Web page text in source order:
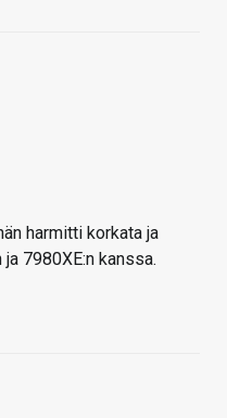
harmitti korkata ja
7980XE:n kanssa.